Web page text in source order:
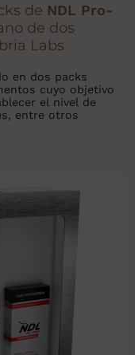
de NDL Pro-
de dos
Labs
en dos packs
cuyo objetivo
el nivel de
entre otros